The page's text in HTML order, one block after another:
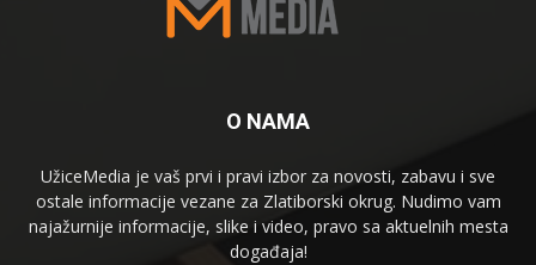
O NAMA
UžiceMedia je vaš prvi i pravi izbor za novosti, zabavu i sve
ostale informacije vezane za Zlatiborski okrug. Nudimo vam
najažurnije informacije, slike i video, pravo sa aktuelnih mesta
događaja!